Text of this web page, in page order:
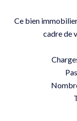
Ce bien
cadre de